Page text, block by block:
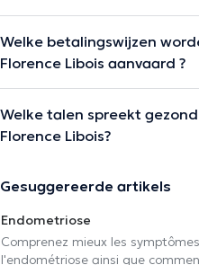
Welke betalingswijzen
Florence Libois aanvaard ?
Welke talen spreekt
Florence Libois?
Gesuggereerde artikels
Endometriose
Comprenez mieux les
l'endométriose ainsi que